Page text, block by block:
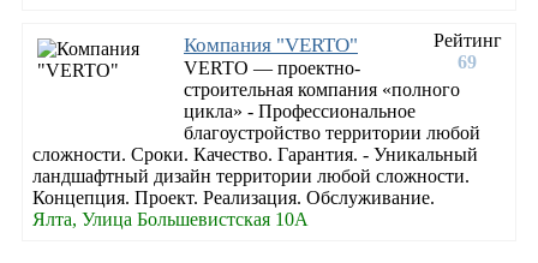
Рейтинг
69
Компания "VERTO"
VERTO — проектно-
строительная компания «полного
цикла» - Профессиональное
благоустройство территории любой
сложности. Сроки. Качество. Гарантия. - Уникальный
ландшафтный дизайн территории любой сложности.
Концепция. Проект. Реализация. Обслуживание.
Ялта, Улица Большевистская 10А